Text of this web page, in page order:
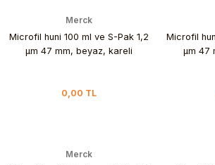
Merck
Microfil huni 100 ml ve S-Pak 1,2
µm 47 mm, beyaz, kareli
0,00 TL
Microfil
µm 47
Merck